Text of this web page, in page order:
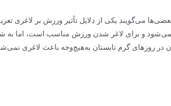
می‌گویند یکی از دلایل تأثیر ورزش بر لاغری
و برای لاغر شدن ورزش مناسب است، اما به
گرم تابستان به‌هیچ‌وجه باعث لاغری